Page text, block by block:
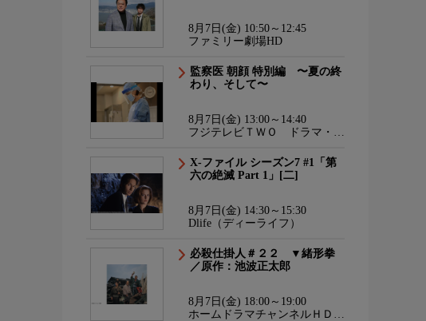
8月7日(金) 10:50～12:45
ファミリー劇場HD
監察医 朝顔 特別編 〜夏の終
わり、そして〜
8月7日(金) 13:00～14:40
フジテレビＴＷＯ ドラマ・ア
X-ファイル シーズン7 #1「第
六の絶滅 Part 1」[二]
8月7日(金) 14:30～15:30
Dlife（ディーライフ）
必殺仕掛人＃２２ ▼緒形拳
／原作：池波正太郎
8月7日(金) 18:00～19:00
ホームドラマチャンネルＨＤ